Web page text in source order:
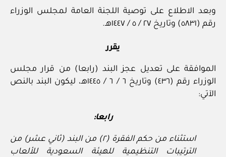
وبعد الاطلاع على توصية اللجنة العامة لمجلس الوزراء
رقم (٥٨٣١) وتاريخ ٢٧ / ٥ / ١٤٤٧هـ.
يقرر
الموافقة على تعديل عجز البند (رابعا) من قرار مجلس
الوزراء رقم (٤٣٦) وتاريخ ٦ / ٦ / ١٤٤٥هـ، ليكون البند بالنص
الآتي:
رابعا:
استثناء من حكم الفقرة (٢) من البند (ثاني عشر) من
الترتيبات التنظيمية للهيئة السعودية للألعاب